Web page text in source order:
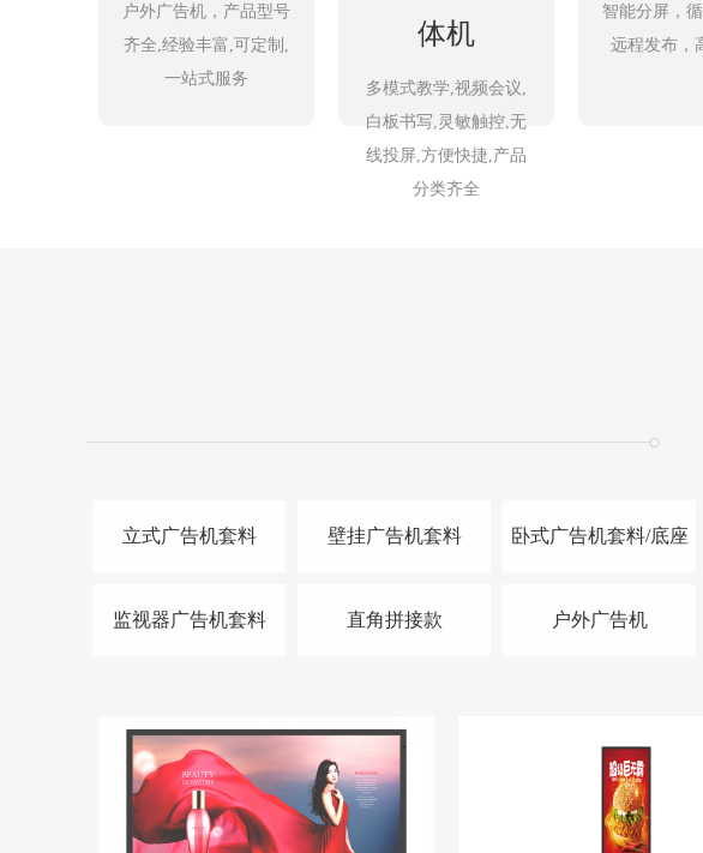
户外广告机，产品型号
齐全,经验丰富,可定制,
一站式服务
体机
多模式教学,视频会议,
白板书写,灵敏触控,无
线投屏,方便快捷,产品
分类齐全
智能分屏，
远程发布，
立式广告机套料 壁挂广告机套料 卧式广告机套料/底座
监视器广告机套料 直角拼接款 户外广告机